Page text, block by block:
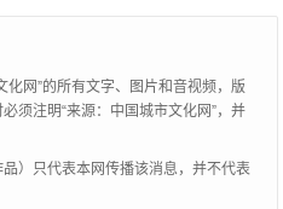
化网”的所有文字、图片和音视频，版
须注明“来源：中国城市文化网”，并
）只代表本网传播该消息，并不代表